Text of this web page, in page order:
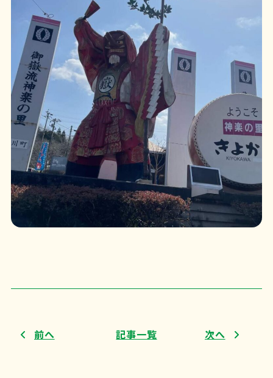
前へ 記事一覧 次へ